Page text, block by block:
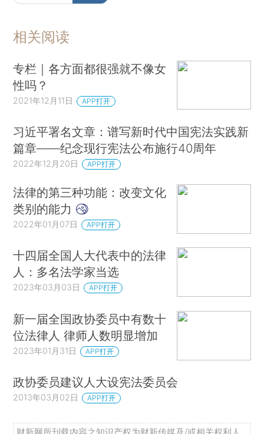
相关阅读
专栏｜各方面都很强就不像女
性吗？
2021年12月11日 APP打开
习近平署名文章：谱写新时代中国宪法实践新
篇章——纪念现行宪法公布施行40周年
2022年12月20日 APP打开
法律的第三种功能：改变文化
类别的能力
2022年01月07日 APP打开
十四届全国人大代表中的法律
人：多名法学家当选
2023年03月03日 APP打开
新一届全国政协委员中有数十
位法律人 律师人数明显增加
2023年01月31日 APP打开
政协委员建议人大设宪法委员会
2013年03月02日 APP打开